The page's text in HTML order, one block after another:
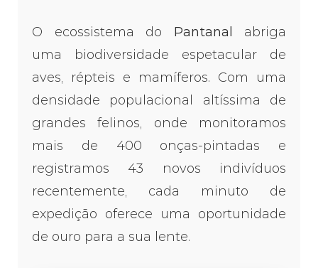
O ecossistema do Pantanal
abriga
uma biodiversidade espetacular de
aves, répteis e mamíferos. Com uma
densidade populacional altíssima de
grandes felinos, onde monitoramos
mais de 400 onças-pintadas e
registramos 43 novos indivíduos
recentemente, cada minuto de
expedição oferece uma oportunidade
de ouro para a sua lente.